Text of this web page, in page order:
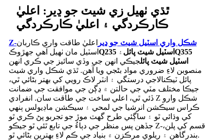
ٿڌي ٺهيل زي شيٽ جو ڍير: اعليٰ
ڪارڪردگي ۽ اعليٰ ڪارڪردگي
Z-شڪل واري اسٽيل شيٽ جو ڍير
اعليٰ طاقت واري ڪاربان
اسٽيل مان ٺهيل آهي جهڙوڪ
Q235 اسٽيل شيٽ پائل ۽
Q355
اسٽيل شيٽ پائلجيڪي انهن جي وڏي سائيز جي ڪري انهن
منصوبن لاءِ ضروري مواد بڻجي ويا آهن. ٿڌي شڪل واري شيٽ
پائل ٽيڪنالاجي درستگي ۽ انٽر لاڪ رويي کي بهتر بڻائي ٿي،
جيڪا مختلف مٽي جي حالتن ۾ ڍڳن جي موافقت جي ضمانت
ڏئي ٿي، اعلي ساخت جي طاقت سان. انفرادي Z شڪل وارو
ڪراس سيڪشن انرشيا جي لمحي ۽ سيڪشن ماڊيولس ٻنهي
کي وڌائي ٿو ۽ ساڳئي طرح گهٽ موڙ جو تجربو پڻ ڪري ٿو
جڏهن پس منظر جي دٻاءُ جي تابع ٿئي ٿو جيڪو Z-قسم کي پلن،
بندرگاهن ۽ ريلوي مرڪزن ۾ بنياد جي ڪم لاءِ بهترين بڻائي ٿو.